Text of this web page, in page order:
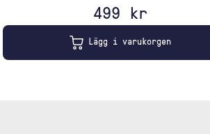
499 kr
Lägg i varukorgen